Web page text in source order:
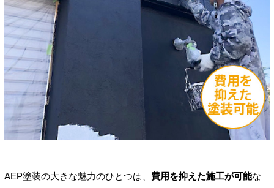
AEP塗装の大きな魅力のひとつは、 費用を抑えた施工が可能な